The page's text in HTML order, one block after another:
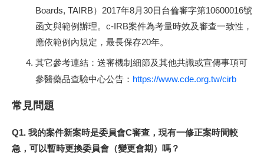
Boards, TAIRB）2017年8月30日台倫審字第10600016號
函文與範例辦理。c-IRB案件為考量時效及審查一致性，
應依範例內規定，最長保存20年。
其它參考連結：送審機制細節及其他共識或宣傳事項可
參醫藥品查驗中心公告： https://www.cde.org.tw/cirb
常見問題
Q1. 我的案件新案時是委員會C審查，現有一修正案時間較
急，可以暫時更換委員會（變更會期）嗎？